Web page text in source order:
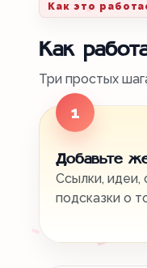
Как это
Как
Три простых
1
Добавьте
Ссылки, идеи,
подсказки о